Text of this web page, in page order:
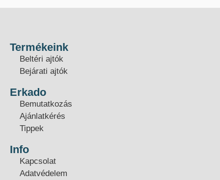
Termékeink
Beltéri ajtók
Bejárati ajtók
Erkado
Bemutatkozás
Ajánlatkérés
Tippek
Info
Kapcsolat
Adatvédelem